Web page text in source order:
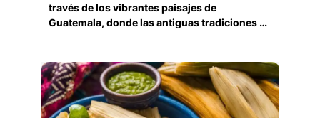
través de los vibrantes paisajes de
Guatemala, donde las antiguas tradiciones …